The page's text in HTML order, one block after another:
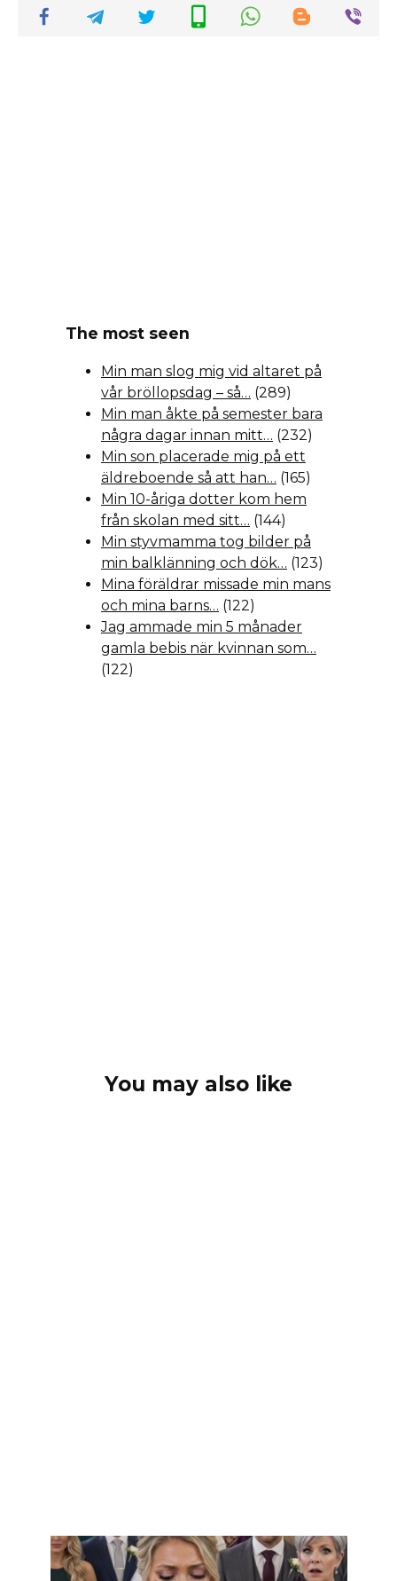
The most seen
Min man slog mig vid altaret på
vår bröllopsdag – så… (289)
Min man åkte på semester bara
några dagar innan mitt… (232)
Min son placerade mig på ett
äldreboende så att han… (165)
Min 10-åriga dotter kom hem
från skolan med sitt… (144)
Min styvmamma tog bilder på
min balklänning och dök… (123)
Mina föräldrar missade min mans
och mina barns… (122)
Jag ammade min 5 månader
gamla bebis när kvinnan som…
(122)
You may also like